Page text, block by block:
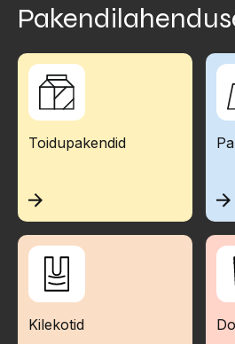
Toidupakendid
Kilekotid